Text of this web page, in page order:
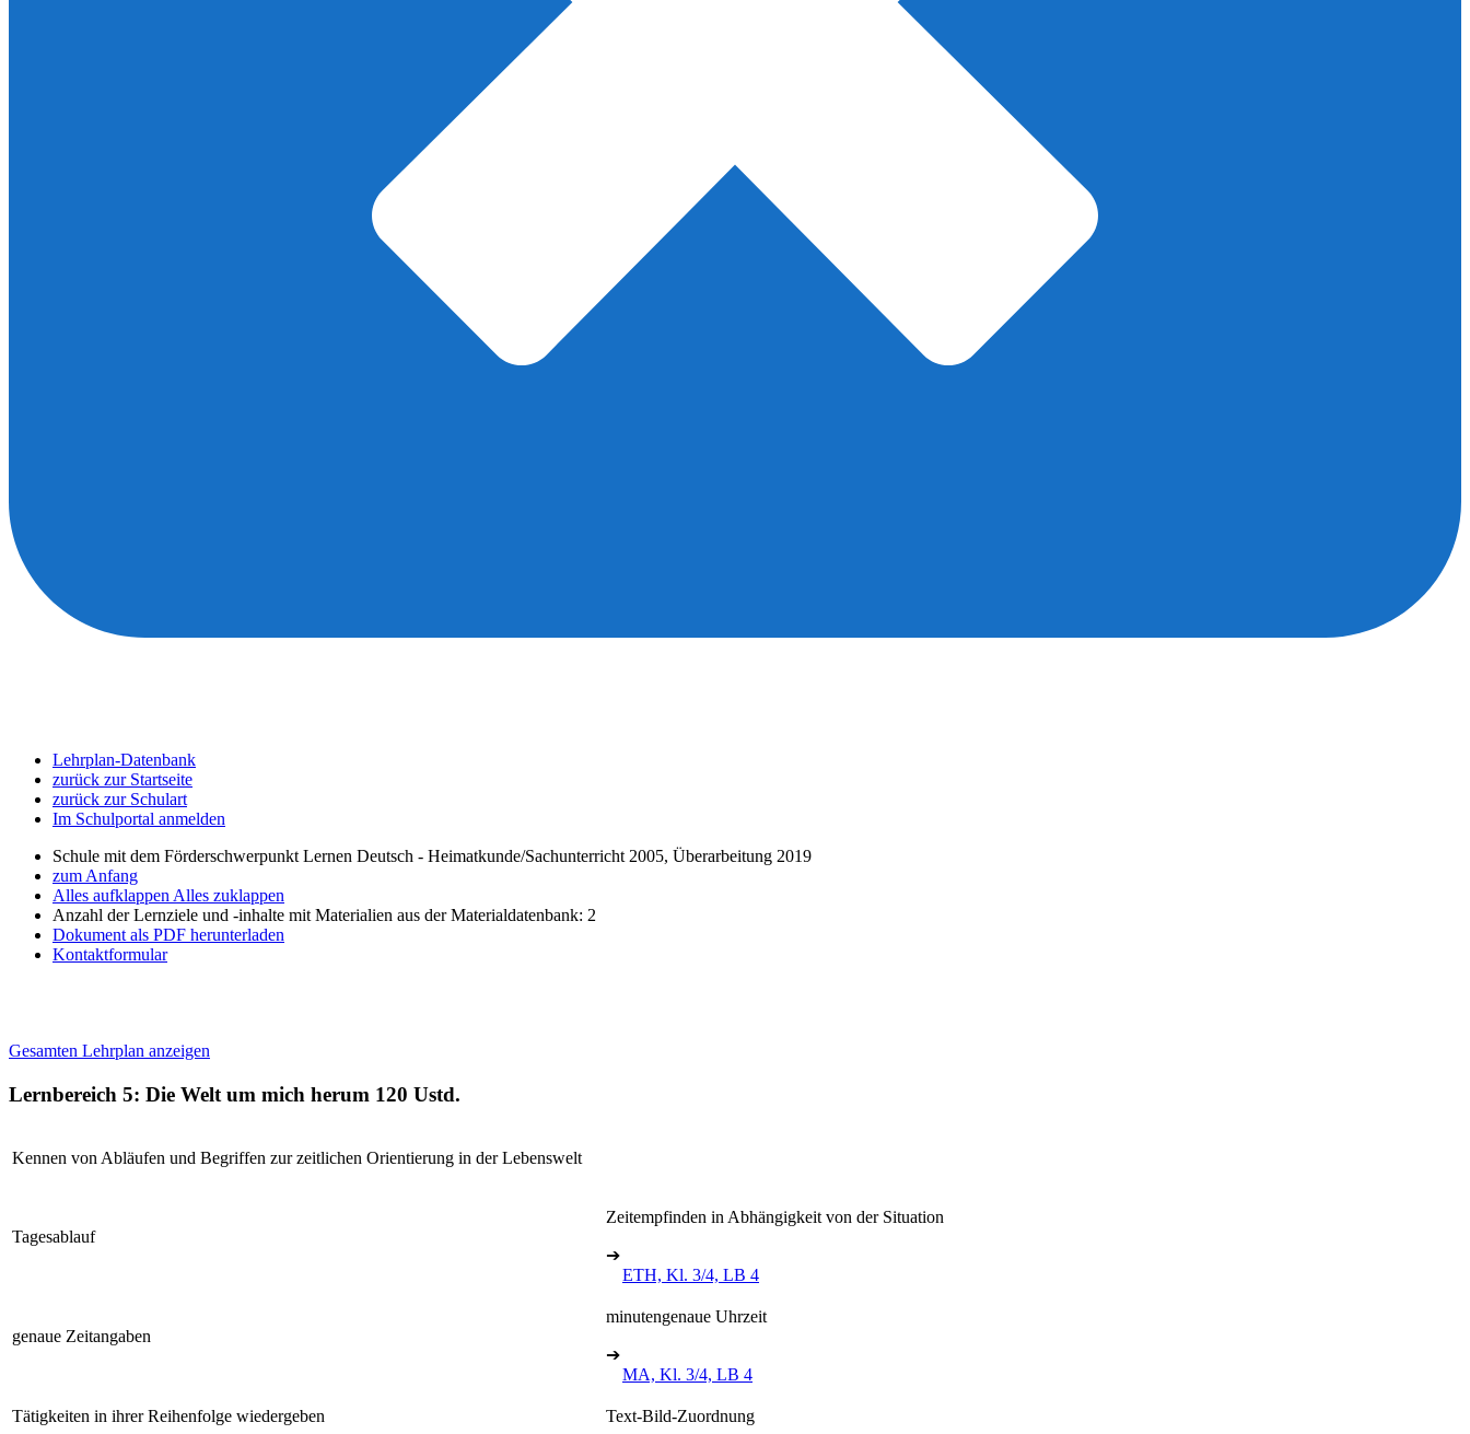
Lehrplan-Datenbank
zurück zur Startseite
zurück zur Schulart
Im Schulportal anmelden
Schule mit dem Förderschwerpunkt Lernen Deutsch - Heimatkunde/Sachunterricht 2005, Überarbeitung 2019
zum Anfang
Alles aufklappen Alles zuklappen
Anzahl der Lernziele und -inhalte mit Materialien aus der Materialdatenbank: 2
Dokument als PDF herunterladen
Kontaktformular
Gesamten Lehrplan anzeigen
Lernbereich 5: Die Welt um mich herum 120 Ustd.
Kennen von Abläufen und Begriffen zur zeitlichen Orientierung in der Lebenswelt
Tagesablauf
Zeitempfinden in Abhängigkeit von der Situation
➔
ETH, Kl. 3/4, LB 4
genaue Zeitangaben
minutengenaue Uhrzeit
➔
MA, Kl. 3/4, LB 4
Tätigkeiten in ihrer Reihenfolge wiedergeben Text-Bild-Zuordnung